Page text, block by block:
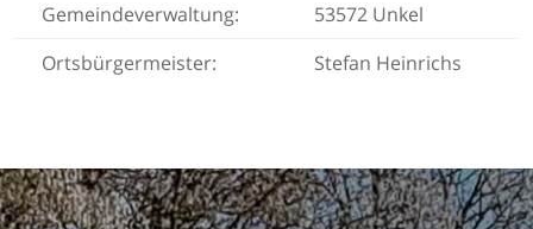
Gemeindeverwaltung:
53572 Unkel
Ortsbürgermeister:
Stefan Heinrichs